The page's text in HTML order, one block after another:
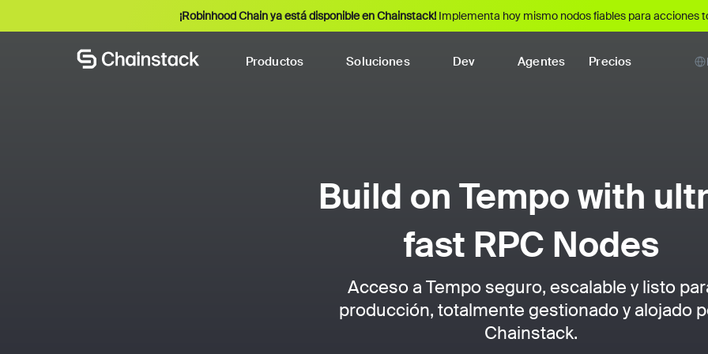
¡Robinhood Chain ya está disponible en Chainstack!Implementa hoy mismo nodos fiables para acciones
Productos Soluciones Dev Agentes Precios
Build on Tempo with
fast RPC Nodes
Acceso a Tempo seguro, escalable y listo
producción, totalmente gestionado y alojado
Chainstack.